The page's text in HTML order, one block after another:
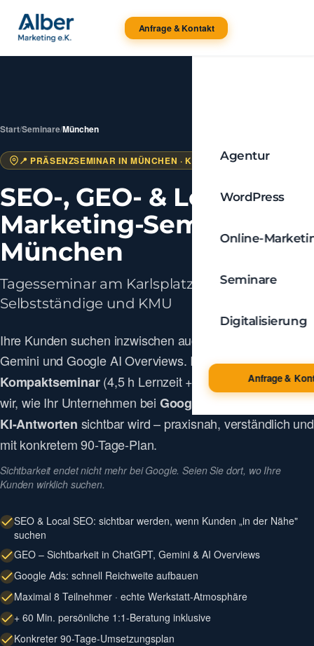
Anfrage & Kontakt
Agentur
WordPress
Online-
Seminare
Digitalisierung
Anfrage &
Start/Seminare/München
📍 PRÄSENZSEMINAR IN MÜNCHEN · KARLSPLATZ 3
SEO-, GEO- & Local-
Marketing-Seminar in
München
Tagesseminar am Karlsplatz für
Selbstständige und KMU
Ihre Kunden suchen inzwischen auch über ChatGPT,
Gemini und Google AI Overviews. In einem5-Stunden-
Kompaktseminar(4,5 h Lernzeit + Pause) erarbeiten
wir, wie Ihr Unternehmen bei Google, Google Maps und
KI-Antworten sichtbar wird – praxisnah, verständlich und
mit konkretem 90-Tage-Plan.
Sichtbarkeit endet nicht mehr bei Google. Seien Sie dort, wo Ihre
Kunden wirklich suchen.
SEO & Local SEO: sichtbar werden, wenn Kunden „in der Nähe"
suchen
GEO – Sichtbarkeit in ChatGPT, Gemini & AI Overviews
Google Ads: schnell Reichweite aufbauen
Maximal 8 Teilnehmer · echte Werkstatt-Atmosphäre
+ 60 Min. persönliche 1:1-Beratung inklusive
Konkreter 90-Tage-Umsetzungsplan